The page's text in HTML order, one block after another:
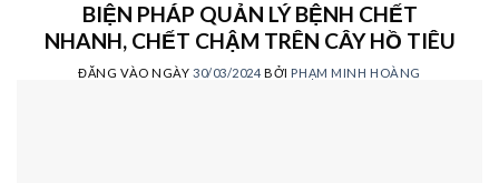
BIỆN PHÁP QUẢN LÝ BỆNH CHẾT
NHANH, CHẾT CHẬM TRÊN CÂY HỒ TIÊU
ĐĂNG VÀO NGÀY 30/03/2024 BỞI PHẠM MINH HOÀNG